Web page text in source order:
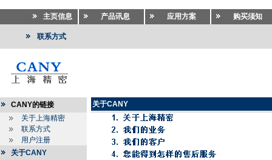
主页信息 产品讯息 应用方案 购买须知
联系方式
CANY的链接
关于上海精密
联系方式
用户注册
关于CANY
关于CANY